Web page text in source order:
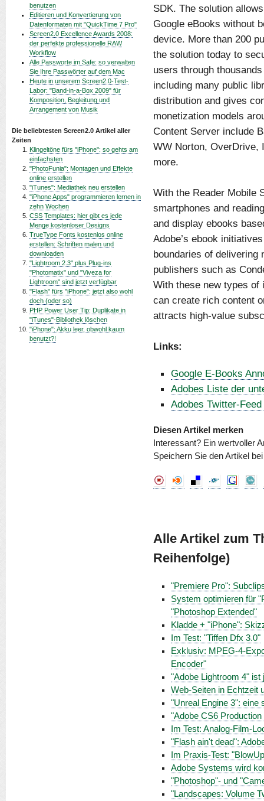
benutzen
Editieren und Konvertierung von
Datenformaten mit "QuickTime 7 Pro"
Screen2.0 Excellence Awards 2008:
der perfekte professionelle RAW
Workflow
Alle Passworte im Safe: so verwalten
Sie Ihre Passwörter auf dem Mac
Heute in unserem Screen2.0-Test-
Labor: "Band-in-a-Box 2009" für
Komposition, Begleitung und
Arrangement von Musik
Die beliebtesten Screen2.0 Artikel aller
Zeiten
Klingeltöne fürs "iPhone": so gehts am
einfachsten
"PhotoFunia": Montagen und Effekte
online erstellen
"iTunes": Mediathek neu erstellen
"iPhone Apps" programmieren lernen in
zehn Wochen
CSS Templates: hier gibt es jede
Menge kostenloser Designs
TrueType Fonts kostenlos online
erstellen: Schriften malen und
downloaden
"Lightroom 2.3" plus Plug-ins
"Photomatix" und "Viveza for
Lightroom" sind jetzt verfügbar
"Flash" fürs "iPhone": jetzt also wohl
doch (oder so)
PHP Power User Tip: Duplikate in
"iTunes"-Bibliothek löschen
"iPhone": Akku leer, obwohl kaum
benutzt?!
SDK. The solution
Google eBooks without
device. More than 200
the solution today to
users through
including many public
distribution and gives
monetization models
Content Server include
WW Norton, OverDrive,
more.
With the Reader Mobile
smartphones and
and display ebooks
Adobe’s ebook
boundaries of delivering
publishers such as
With these new types of
can create rich content
attracts high-value
Links:
Google E-Books
Adobes Liste der
Adobes Twitter-
Diesen Artikel merken
Interessant? Ein wertvoller
Speichern Sie den Artikel
Alle Artikel zum
Reihenfolge)
"Premiere Pro":
System optimieren für
"Photoshop Extended"
Kladde + "iPhone":
Im Test: "Tiffen Dfx 3.0"
Exklusiv: MPEG-4-
Encoder"
"Adobe Lightroom 4" ist
Web-Seiten in Echtzeit
"Unreal Engine 3": eine
"Adobe CS6
Im Test: Analog-Film-
"Flash ain't dead":
Im Praxis-Test:
Adobe Systems wird
"Photoshop"- und
"Landscapes: Volume